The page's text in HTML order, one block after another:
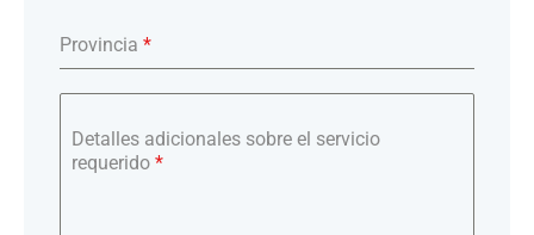
Provincia *
Detalles adicionales sobre el servicio
requerido *